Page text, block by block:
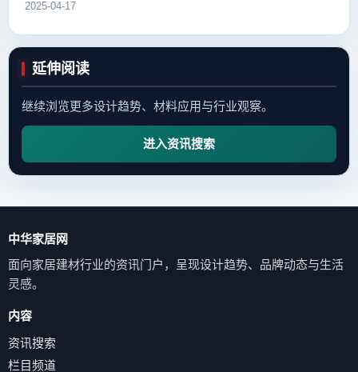
2025-04-17
延伸阅读
继续浏览更多设计趋势、材料应用与行业观察。
进入资讯搜索
中华家居网
面向家居建材行业的资讯门户，呈现设计趋势、品牌动态与生活
灵感。
内容
资讯搜索
栏目频道